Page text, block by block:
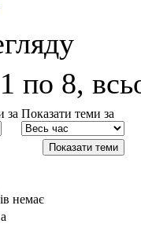
по 8,
за Показати теми за
немає